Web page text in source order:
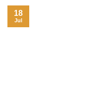
18
Jul